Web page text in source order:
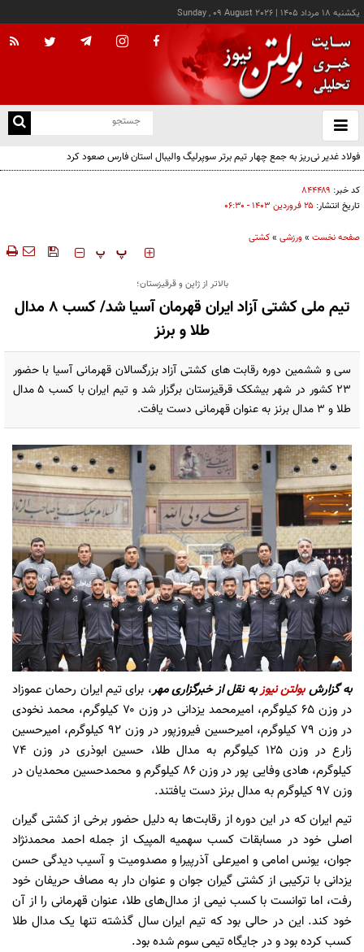
يکشنبه ۱۸ مرداد ۱۴۰۵ |
Sunday , 09 August 2026
باز
و
فولاد غدیر نی‌ریز به جمع چهار تیم برتر سوپرلیگ والیبال استان فارس صعود کرد
کد خبر: ۸۴۴۴۸۹
تاریخ انتشار: ۲۵ فروردين ۱۴۰۳ - ۰۶:۳۰
صفحه نخست »ورزشی »كشتی
‍‍‍ پ پ
بالاتر از ژاپن و قرقیزستان؛
تیم ملی کشتی آزاد ایران قهرمان آسیا شد/ کسب ۸ مدال
طلا و برنز
سی و ششمین دوره رقابت های کشتی آزاد بزرگسالان قهرمانی آسیا با حضور
۲۳ کشور در شهر بیشکک قرقیزستان برگزار شد و تیم ایران با کسب ۵ مدال
طلا و ۳ مدال برنز به عنوان قهرمانی دست یافت.
به گزارشبولتن نیوزبه نقل ازخبرگزاری مهر، برای تیم ایران رحمان عموزاد
در وزن ۶۵ کیلوگرم، امیرمحمد یزدانی در وزن ۷۰ کیلوگرم، محمد نخودی
در وزن ۷۹ کیلوگرم، امیرحسین فیروزپور در وزن ۹۲ کیلوگرم، امیرحسین
زارع در وزن ۱۲۵ کیلوگرم به مدال طلا، حسین ابوذری در وزن ۷۴
کیلوگرم، هادی وفایی پور در وزن ۸۶ کیلوگرم و محمدحسین محمدیان در
وزن ۹۷ کیلوگرم به مدال برنز دست یافتند.
تیم ایران که در این دوره از رقابت‌ها به دلیل حضور برخی از کشتی گیران
اصلی خود در مسابقات کسب سهمیه المپیک از جمله احمد محمدنژاد
جوان، یونس امامی و امیرعلی آذرپیرا و مصدومیت و آسیب دیدگی حسن
یزدانی با ترکیبی از کشتی گیران جوان و عنوان دار به مصاف حریفان خود
رفت، اما توانست با کسب نیمی از مدال‌های طلا، عنوان قهرمانی را از آن
خود کند. این در حالی بود که تیم ایران سال گذشته تنها یک مدال طلا
کسب کرده بود و در جایگاه تیمی سوم شده بود.